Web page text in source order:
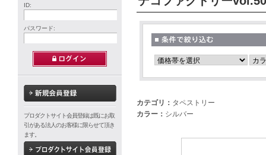
ID:
パスワード:
プロダクトサイト会員登録は既にお取
引がある法人のお客様に限らせて頂き
ます。
カテゴリ： タペストリー
カラー： シルバー